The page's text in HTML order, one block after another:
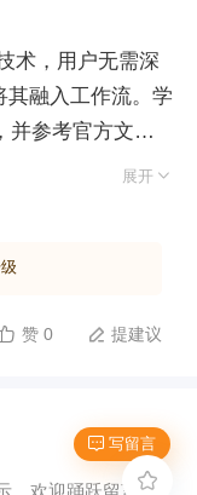
术，用户无需深
其融入工作流。学
并参考官方文档
”、“接替”或“围
插件生态，且上下
档与高精度任
展开 
赞 0  提建议
 写留言
，欢迎踊跃留言。
